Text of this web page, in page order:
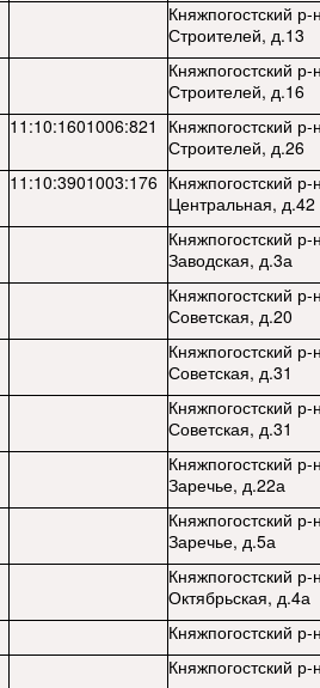
Княжпогостский
Строителей, д.13
Княжпогостский
Строителей, д.16
11:10:1601006:821
Княжпогостский
Строителей, д.26
11:10:3901003:176 Княжпогостский
Центральная, д.42
Княжпогостский
Заводская, д.3а
Княжпогостский
Советская, д.20
Княжпогостский
Советская, д.31
Княжпогостский
Советская, д.31
Княжпогостский
Заречье, д.22а
Княжпогостский
Заречье, д.5а
Княжпогостский
Октябрьская, д.4а
Княжпогостский
Княжпогостский